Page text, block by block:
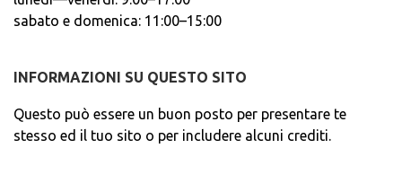
sabato e domenica: 11:00–15:00
INFORMAZIONI SU QUESTO SITO
Questo può essere un buon posto per presentare te
stesso ed il tuo sito o per includere alcuni crediti.